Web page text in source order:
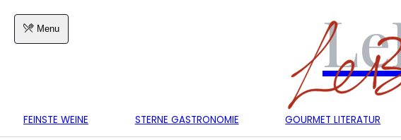
Menu
FEINSTE WEINE STERNE GASTRONOMIE GOURMET LITERATUR